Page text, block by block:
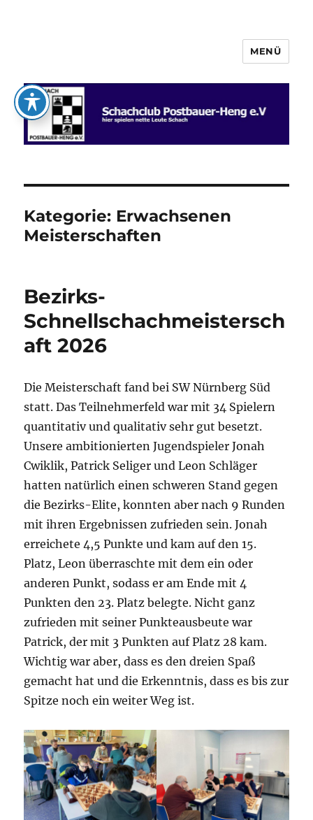
Schachclub Postbauer-Heng e.V.
MENÜ
Kategorie: Erwachsenen
Meisterschaften
Bezirks-
Schnellschachmeistersch
aft 2026
Die Meisterschaft fand bei SW Nürnberg Süd
statt. Das Teilnehmerfeld war mit 34 Spielern
quantitativ und qualitativ sehr gut besetzt.
Unsere ambitionierten Jugendspieler Jonah
Cwiklik, Patrick Seliger und Leon Schläger
hatten natürlich einen schweren Stand gegen
die Bezirks-Elite, konnten aber nach 9 Runden
mit ihren Ergebnissen zufrieden sein. Jonah
erreichete 4,5 Punkte und kam auf den 15.
Platz, Leon überraschte mit dem ein oder
anderen Punkt, sodass er am Ende mit 4
Punkten den 23. Platz belegte. Nicht ganz
zufrieden mit seiner Punkteausbeute war
Patrick, der mit 3 Punkten auf Platz 28 kam.
Wichtig war aber, dass es den dreien Spaß
gemacht hat und die Erkenntnis, dass es bis zur
Spitze noch ein weiter Weg ist.